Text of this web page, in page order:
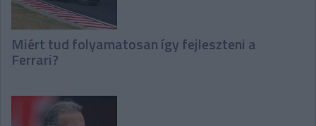
Miért tud folyamatosan így fejleszteni a
Ferrari?